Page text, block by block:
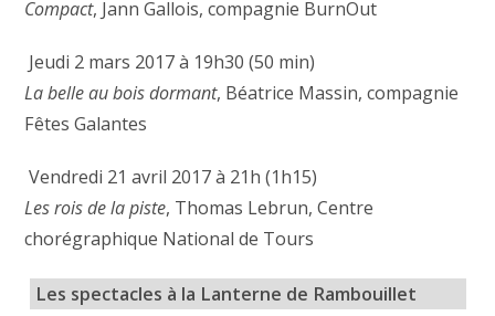
Compact, Jann Gallois, compagnie BurnOut
Jeudi 2 mars 2017 à 19h30 (50 min)
La belle au bois dormant, Béatrice Massin, compagnie
Fêtes Galantes
Vendredi 21 avril 2017 à 21h (1h15)
Les rois de la piste, Thomas Lebrun, Centre
chorégraphique National de Tours
Les spectacles à la Lanterne de Rambouillet